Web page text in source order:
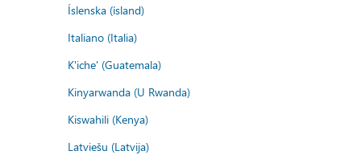
Íslenska (ísland)
Italiano (Italia)
K'iche' (Guatemala)
Kinyarwanda (U Rwanda)
Kiswahili (Kenya)
Latviešu (Latvija)